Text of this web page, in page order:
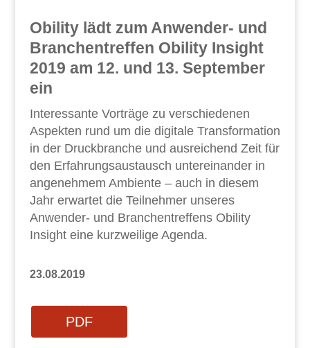
Obility lädt zum Anwender- und
Branchentreffen Obility Insight
2019 am 12. und 13. September
ein
Interessante Vorträge zu verschiedenen
Aspekten rund um die digitale Transformation
in der Druckbranche und ausreichend Zeit für
den Erfahrungsaustausch untereinander in
angenehmem Ambiente – auch in diesem
Jahr erwartet die Teilnehmer unseres
Anwender- und Branchentreffens Obility
Insight eine kurzweilige Agenda.
23.08.2019
PDF